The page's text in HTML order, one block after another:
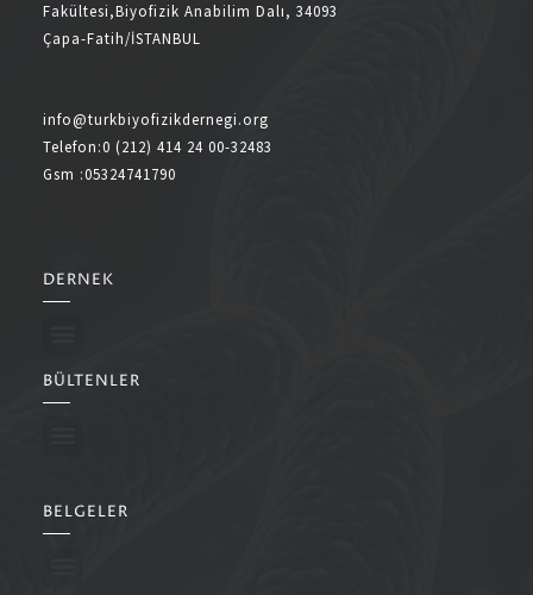
Fakültesi,Biyofizik Anabilim Dalı, 34093
Çapa-Fatih/İSTANBUL
info@turkbiyofizikdernegi.org
Telefon:0 (212) 414 24 00-32483
Gsm :05324741790
DERNEK
BÜLTENLER
BELGELER